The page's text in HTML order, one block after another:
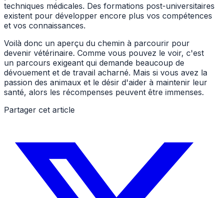
techniques médicales. Des formations post-universitaires
existent pour développer encore plus vos compétences
et vos connaissances.
Voilà donc un aperçu du chemin à parcourir pour
devenir vétérinaire. Comme vous pouvez le voir, c'est
un parcours exigeant qui demande beaucoup de
dévouement et de travail acharné. Mais si vous avez la
passion des animaux et le désir d'aider à maintenir leur
santé, alors les récompenses peuvent être immenses.
Partager cet article